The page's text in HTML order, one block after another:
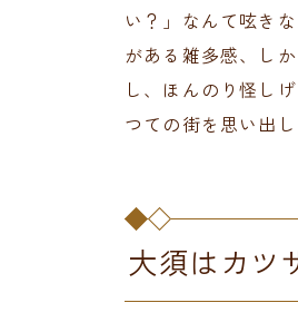
い？」なんて呟き
がある雑多感、し
し、ほんのり怪し
つての街を思い出
大須はカツ